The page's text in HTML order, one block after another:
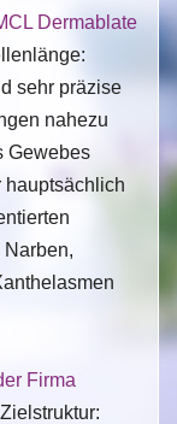
Dermablate
sehr präzise
nahezu
Gewebes
hauptsächlich
Narben,
Firma